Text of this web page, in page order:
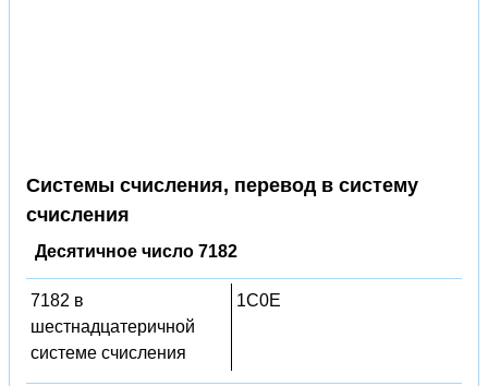
Системы счисления, перевод в систему
счисления
Десятичное число 7182
7182 в
шестнадцатеричной
системе счисления
1C0E